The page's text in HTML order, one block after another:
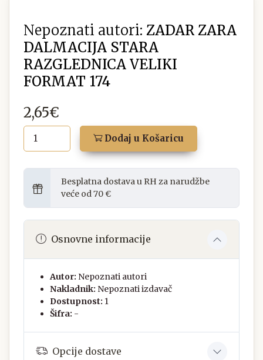
Nepoznati autori: ZADAR ZARA
DALMACIJA STARA
RAZGLEDNICA VELIKI
FORMAT 174
2,65€
Dodaj u Košaricu
Besplatna dostava u RH za narudžbe
veće od 70 €
Osnovne informacije
Autor: Nepoznati autori
Nakladnik: Nepoznati izdavač
Dostupnost: 1
Šifra: -
Opcije dostave